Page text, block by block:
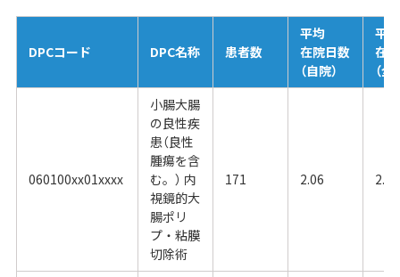
DPCコード DPC名称 患者数
平均
在院日数
（自院）
平均
在
（全
060100xx01xxxx
小腸大腸
の良性疾
患（良性
腫瘍を含
む。） 内
視鏡的大
腸ポリ
プ・粘膜
切除術
171 2.06 2.66